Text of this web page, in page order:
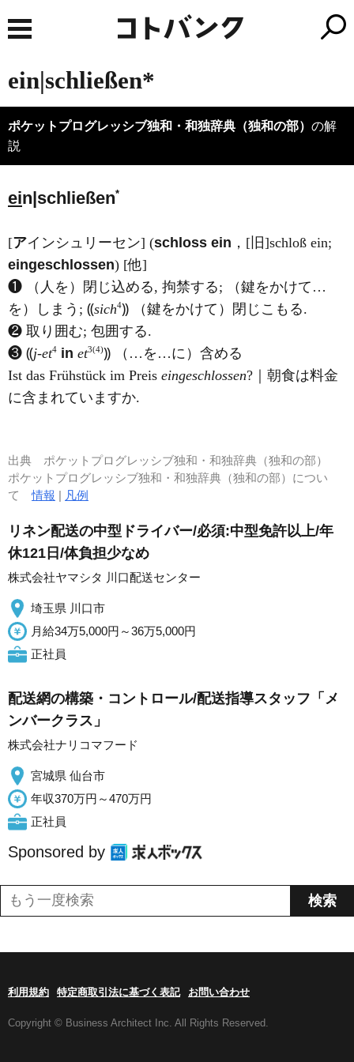
ein|schließen*
ポケットプログレッシブ独和・和独辞典（独和の部） の解
説
ein|schließen*
[アインシュリーセン] (schloss ein ，[旧]schloß ein;
eingeschlossen) [他]
❶ （人を）閉じ込める, 拘禁する; （鍵をかけて…
を）しまう; ⸨sich4⸩ （鍵をかけて）閉じこもる.
❷ 取り囲む; 包囲する.
❸ ⸨j-et4 in et3(4)⸩ （…を…に）含める
Ist das Frühstück im Preis eingeschlossen?｜朝食は料金
に含まれていますか.
出典 ポケットプログレッシブ独和・和独辞典（独和の部）
ポケットプログレッシブ独和・和独辞典（独和の部）につい
て情報 | 凡例
リネン配送の中型ドライバー/必須:中型免許以上/年
休121日/体負担少なめ
株式会社ヤマシタ 川口配送センター
埼玉県 川口市
月給34万5,000円～36万5,000円
正社員
配送網の構築・コントロール/配送指導スタッフ「メ
ンバークラス」
株式会社ナリコマフード
宮城県 仙台市
年収370万円～470万円
正社員
Sponsored by
利用規約 特定商取引法に基づく表記 お問い合わせ
Copyright © Business Architect Inc. All Rights Reserved.